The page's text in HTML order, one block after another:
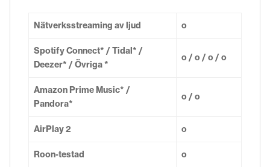
Nätverksstreaming av ljud o
Spotify Connect* / Tidal* /
Deezer* / Övriga *
o / o / o / o
Amazon Prime Music* /
Pandora*
o / o
AirPlay 2 o
Roon-testad o